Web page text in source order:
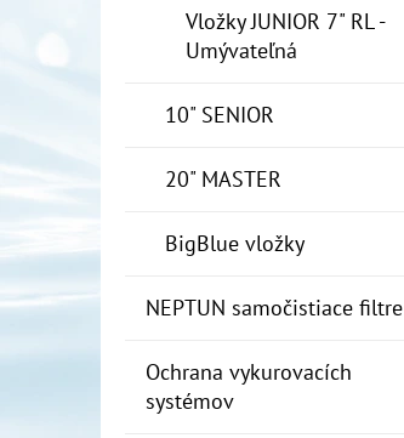
Vložky JUNIOR 7" RL -
Umývateľná
10" SENIOR
20" MASTER
BigBlue vložky
NEPTUN samočistiace filtre
Ochrana vykurovacích
systémov